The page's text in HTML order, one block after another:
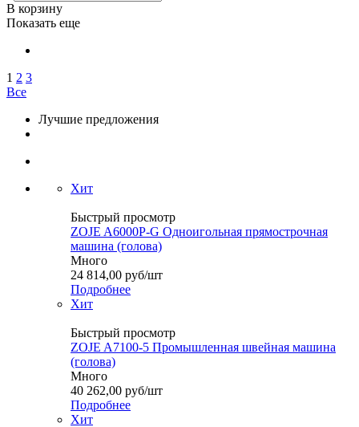
В корзину
Показать еще
1 2 3
Все
Лучшие предложения
Хит
Быстрый просмотр
ZOJE A6000P-G Одноигольная прямострочная
машина (голова)
Много
24 814,00 руб/шт
Подробнее
Хит
Быстрый просмотр
ZOJE A7100-5 Промышленная швейная машина
(голова)
Много
40 262,00 руб/шт
Подробнее
Хит